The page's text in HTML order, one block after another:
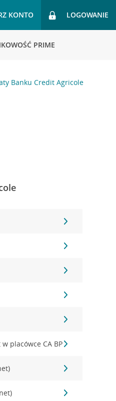
KONTO LOGOWANIE
PRIME
Banku Credit Agricole
placówce CA BP